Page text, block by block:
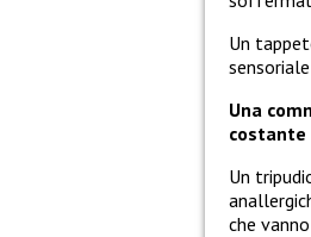
Un
Una
costante
Un
che